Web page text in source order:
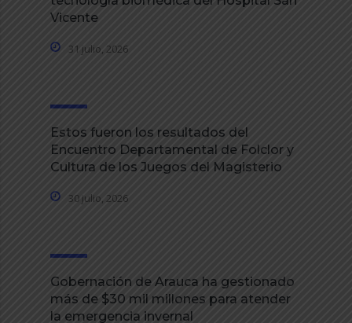
Vicente
31 julio, 2026
Estos fueron los resultados del
Encuentro Departamental de Folclor y
Cultura de los Juegos del Magisterio
30 julio, 2026
Gobernación de Arauca ha gestionado
más de $30 mil millones para atender
la emergencia invernal